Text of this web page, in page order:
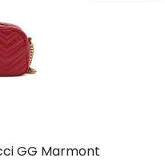
GG Marmont